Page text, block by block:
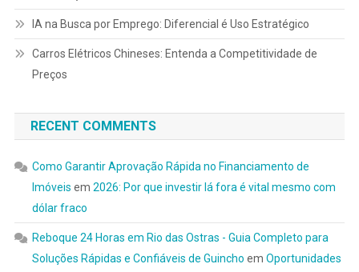
IA na Busca por Emprego: Diferencial é Uso Estratégico
Carros Elétricos Chineses: Entenda a Competitividade de
Preços
RECENT COMMENTS
Como Garantir Aprovação Rápida no Financiamento de
Imóveis em 2026: Por que investir lá fora é vital mesmo com
dólar fraco
Reboque 24 Horas em Rio das Ostras - Guia Completo para
Soluções Rápidas e Confiáveis de Guincho em Oportunidades